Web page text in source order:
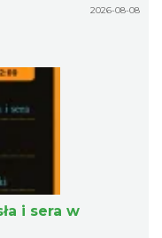
2026-08-08
i sera w